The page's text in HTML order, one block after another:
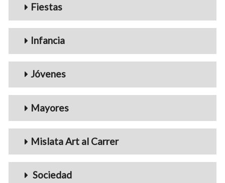
Fiestas
Infancia
Jóvenes
Mayores
Mislata Art al Carrer
Sociedad